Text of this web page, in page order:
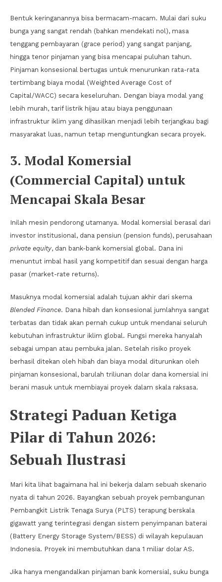
Bentuk keringanannya bisa bermacam-macam. Mulai dari suku
bunga yang sangat rendah (bahkan mendekati nol), masa
tenggang pembayaran (grace period) yang sangat panjang,
hingga tenor pinjaman yang bisa mencapai puluhan tahun.
Pinjaman konsesional bertugas untuk menurunkan rata-rata
tertimbang biaya modal (Weighted Average Cost of
Capital/WACC) secara keseluruhan. Dengan biaya modal yang
lebih murah, tarif listrik hijau atau biaya penggunaan
infrastruktur iklim yang dihasilkan menjadi lebih terjangkau bagi
masyarakat luas, namun tetap menguntungkan secara proyek.
3. Modal Komersial
(Commercial Capital) untuk
Mencapai Skala Besar
Inilah mesin pendorong utamanya. Modal komersial berasal dari
investor institusional, dana pensiun (pension funds), perusahaan
private equity, dan bank-bank komersial global. Dana ini
menuntut imbal hasil yang kompetitif dan sesuai dengan harga
pasar (market-rate returns).
Masuknya modal komersial adalah tujuan akhir dari skema
Blended Finance. Dana hibah dan konsesional jumlahnya sangat
terbatas dan tidak akan pernah cukup untuk mendanai seluruh
kebutuhan infrastruktur iklim global. Fungsi mereka hanyalah
sebagai umpan atau pembuka jalan. Setelah risiko proyek
berhasil ditekan oleh hibah dan biaya modal diturunkan oleh
pinjaman konsesional, barulah triliunan dolar dana komersial ini
berani masuk untuk membiayai proyek dalam skala raksasa.
Strategi Paduan Ketiga
Pilar di Tahun 2026:
Sebuah Ilustrasi
Mari kita lihat bagaimana hal ini bekerja dalam sebuah skenario
nyata di tahun 2026. Bayangkan sebuah proyek pembangunan
Pembangkit Listrik Tenaga Surya (PLTS) terapung berskala
gigawatt yang terintegrasi dengan sistem penyimpanan baterai
(Battery Energy Storage System/BESS) di wilayah kepulauan
Indonesia. Proyek ini membutuhkan dana 1 miliar dolar AS.
Jika hanya mengandalkan pinjaman bank komersial, suku bunga